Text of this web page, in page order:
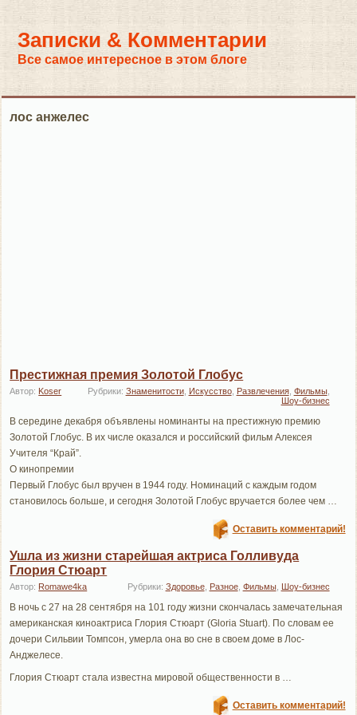
Записки & Комментарии
Все самое интересное в этом блоге
лос анжелес
Престижная премия Золотой Глобус
Автор: Koser Рубрики: Знаменитости, Искусство, Развлечения, Фильмы,
Шоу-бизнес
В середине декабря объявлены номинанты на престижную премию
Золотой Глобус. В их числе оказался и российский фильм Алексея
Учителя “Край”.
О кинопремии
Первый Глобус был вручен в 1944 году. Номинаций с каждым годом
становилось больше, и сегодня Золотой Глобус вручается более чем …
Оставить комментарий!
Ушла из жизни старейшая актриса Голливуда
Глория Стюарт
Автор: Romawe4ka Рубрики: Здоровье, Разное, Фильмы, Шоу-бизнес
В ночь с 27 на 28 сентября на 101 году жизни скончалась замечательная
американская киноактриса Глория Стюарт (Gloria Stuart). По словам ее
дочери Сильвии Томпсон, умерла она во сне в своем доме в Лос-
Анджелесе.
Глория Стюарт стала известна мировой общественности в …
Оставить комментарий!